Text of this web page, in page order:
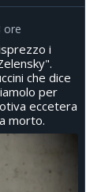
ore
i
che dice
per
eccetera
morto.